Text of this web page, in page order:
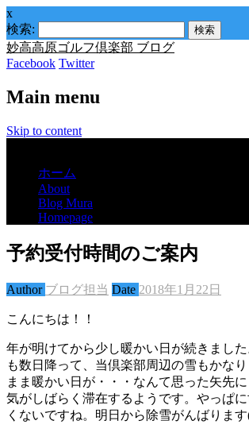
x
検索:
妙高高原ゴルフ倶楽部 ブログ
Facebook Twitter
Main menu
Skip to content
ホーム
About
Blog Mura
Homepage
予約受付時間のご案内
Author ブログ担当 Date 2018年1月22日
こんにちは！！
年が明けてから少し暖かい日が続きまし
も数日降って、当倶楽部周辺の雪もかな
まま暖かい日が・・・なんて思った矢先
気がしばらく滞在するようです。やっぱ
くないですね。明日から除雪がんばりま